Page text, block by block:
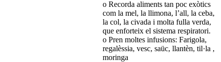
o Recorda aliments tan poc exòtics
com la mel, la llimona, l’all, la ceba,
la col, la civada i molta fulla verda,
que enforteix el sistema respiratori.
o Pren moltes infusions: Farigola,
regalèssia, vesc, saüc, llantèn, til·la ,
moringa